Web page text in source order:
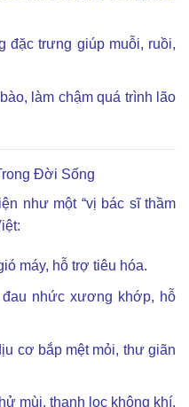
đặc trưng giúp muỗi, ruồi,
làm chậm quá trình lão
Đời Sống
như một “vị bác sĩ thầm
máy, hỗ trợ tiêu hóa.
đau nhức xương khớp, hỗ
cơ bắp mệt mỏi, thư giãn
mùi, thanh lọc không khí,